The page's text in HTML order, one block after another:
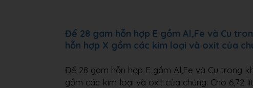
Để 28 gam hỗn hợp E gồm Al,Fe và Cu
hỗn hợp X gồm các kim loại và oxit của
Để 28 gam hỗn hợp E gồm Al,Fe và Cu trong
gồm các kim loại và oxit của chúng. Cho 6,72